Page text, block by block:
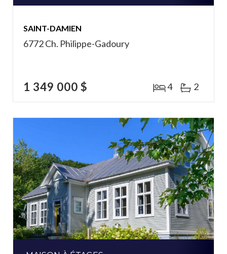
SAINT-DAMIEN
6772 Ch. Philippe-Gadoury
1 349 000 $ 4 2